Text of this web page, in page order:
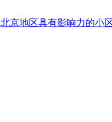
京地区具有影响力的小